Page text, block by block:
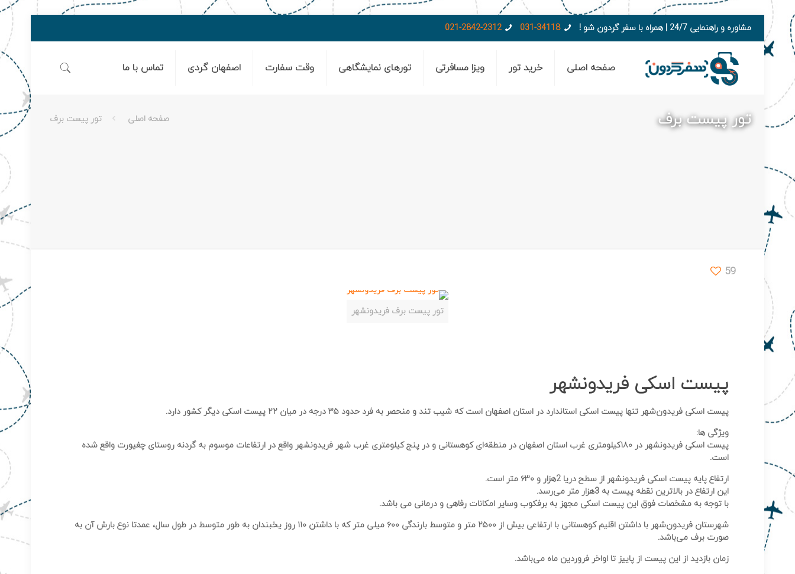
مشاوره و راهنمایی 24/7 | همراه با سفر گردون شو ! 031-34118
021-2842-2312
صفحه اصلی خرید تور ویزا مسافرتی تورهای نمایشگاهی وقت سفارت اصفهان گردی تماس با ما
تور پیست برف صفحه اصلی تور پیست برف
59
تور پیست برف فریدونشهر
پیست اسکی فریدونشهر
پیست اسکی فریدون‌شهر تنها پیست اسکی استاندارد در استان اصفهان است که شیب تند و منحصر به فرد حدود ۳۵ درجه در میان ۲۲ پیست اسکی دیگر کشور دارد.
ویژگی ها:
پیست اسکی فریدونشهر در ۱۸۰کیلومتری غرب استان اصفهان در منطقه‌ای کوهستانی و در پنج کیلومتری غرب شهر فریدونشهر واقع در ارتفاعات موسوم به گردنه روستای چغیورت واقع شده
است.
ارتفاع پایه پیست اسکی فریدونشهر از سطح دریا 2هزار و ۶۳۰ متر است.
این ارتفاع در بالاترین نقطه پیست به 3هزار متر می‌رسد.
با توجه به مشخصات فوق این پیست اسکی مجهز به برفکوب وسایر امکانات رفاهی و درمانی می باشد.
شهرستان فریدون‌شهر با داشتن اقلیم کوهستانی با ارتفاعی بیش از ۲۵۰۰ متر و متوسط بارندگی ۶۰۰ میلی متر که با داشتن ۱۱۰ روز یخبندان به طور متوسط در طول سال، عمدتا نوع بارش آن به
صورت برف می‌باشد.
زمان بازدید از این پیست از پاییز تا اواخر فروردین ماه می‌باشد.